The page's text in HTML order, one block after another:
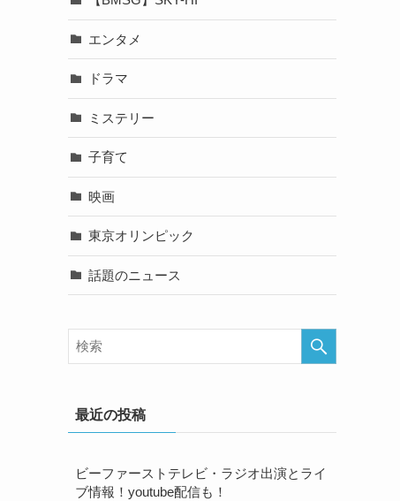
エンタメ
ドラマ
ミステリー
子育て
映画
東京オリンピック
話題のニュース
最近の投稿
ビーファーストテレビ・ラジオ出演とライ
ブ情報！youtube配信も！